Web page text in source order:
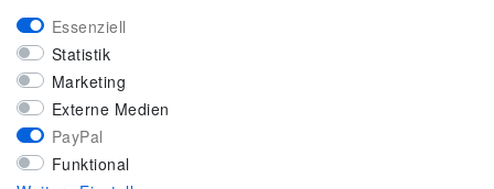
Umtausch / Rückgabe
Größenberater
adidas F50
KUNDENSERVICE
Marken-Sportbekleidung & Sportartikel Fachhandel
Top-Modelle ausgewählter Marken
Essenziell
Statistik
Marketing
Externe Medien
PayPal
Funktional